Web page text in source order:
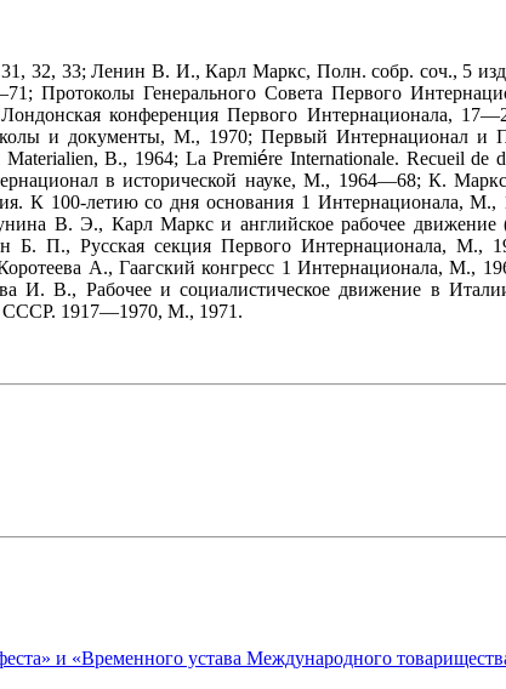
32, 33; Ленин В. И., Карл Маркс, Полн. собр. соч., 5
Протоколы Генерального Совета Первого
конференция Первого Интернационала,
и документы, М., 1970; Первый Интернационал
B., 1964; La Premiére Internationale. Recueil
в исторической науке, М., 1964—68; К.
К 100-летию со дня основания 1 Интернационала,
В. Э., Карл Маркс и английское рабочее
Б. П., Русская секция Первого Интернационала, М.,
А., Гаагский конгресс 1 Интернационала, М.,
И. В., Рабочее и социалистическое движение в
СССР. 1917—1970, М., 1971.
и «Временного устава Международного